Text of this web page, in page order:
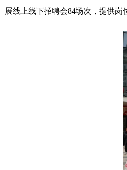
展线上线下招聘会84场次，提供岗